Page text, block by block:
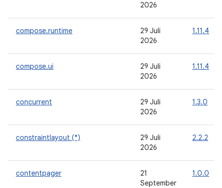
2026
compose.runtime
29 Juli
2026
1.11.4
compose.ui
29 Juli
2026
1.11.4
concurrent
29 Juli
2026
1.3.0
constraintlayout (*)
29 Juli
2026
2.2.2
contentpager
21
September
1.0.0